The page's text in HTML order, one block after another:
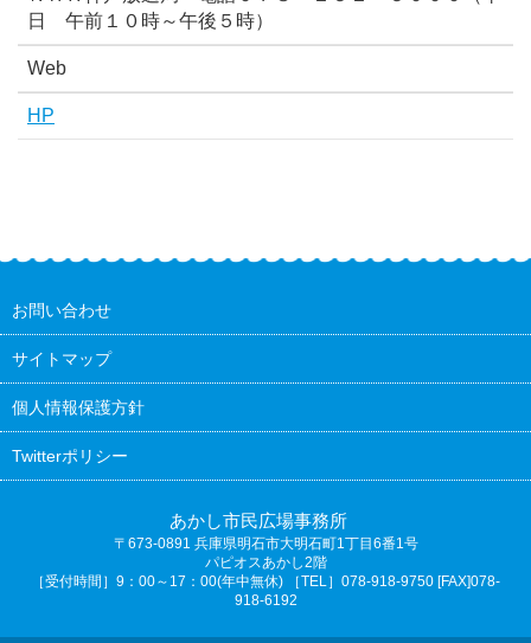
日 午前１０時～午後５時）
Web
HP
お問い合わせ
サイトマップ
個人情報保護方針
Twitterポリシー
あかし市民広場事務所
〒673-0891 兵庫県明石市大明石町1丁目6番1号
パピオスあかし2階
［受付時間］9：00～17：00(年中無休) ［TEL］078-918-9750 [FAX]078-
918-6192